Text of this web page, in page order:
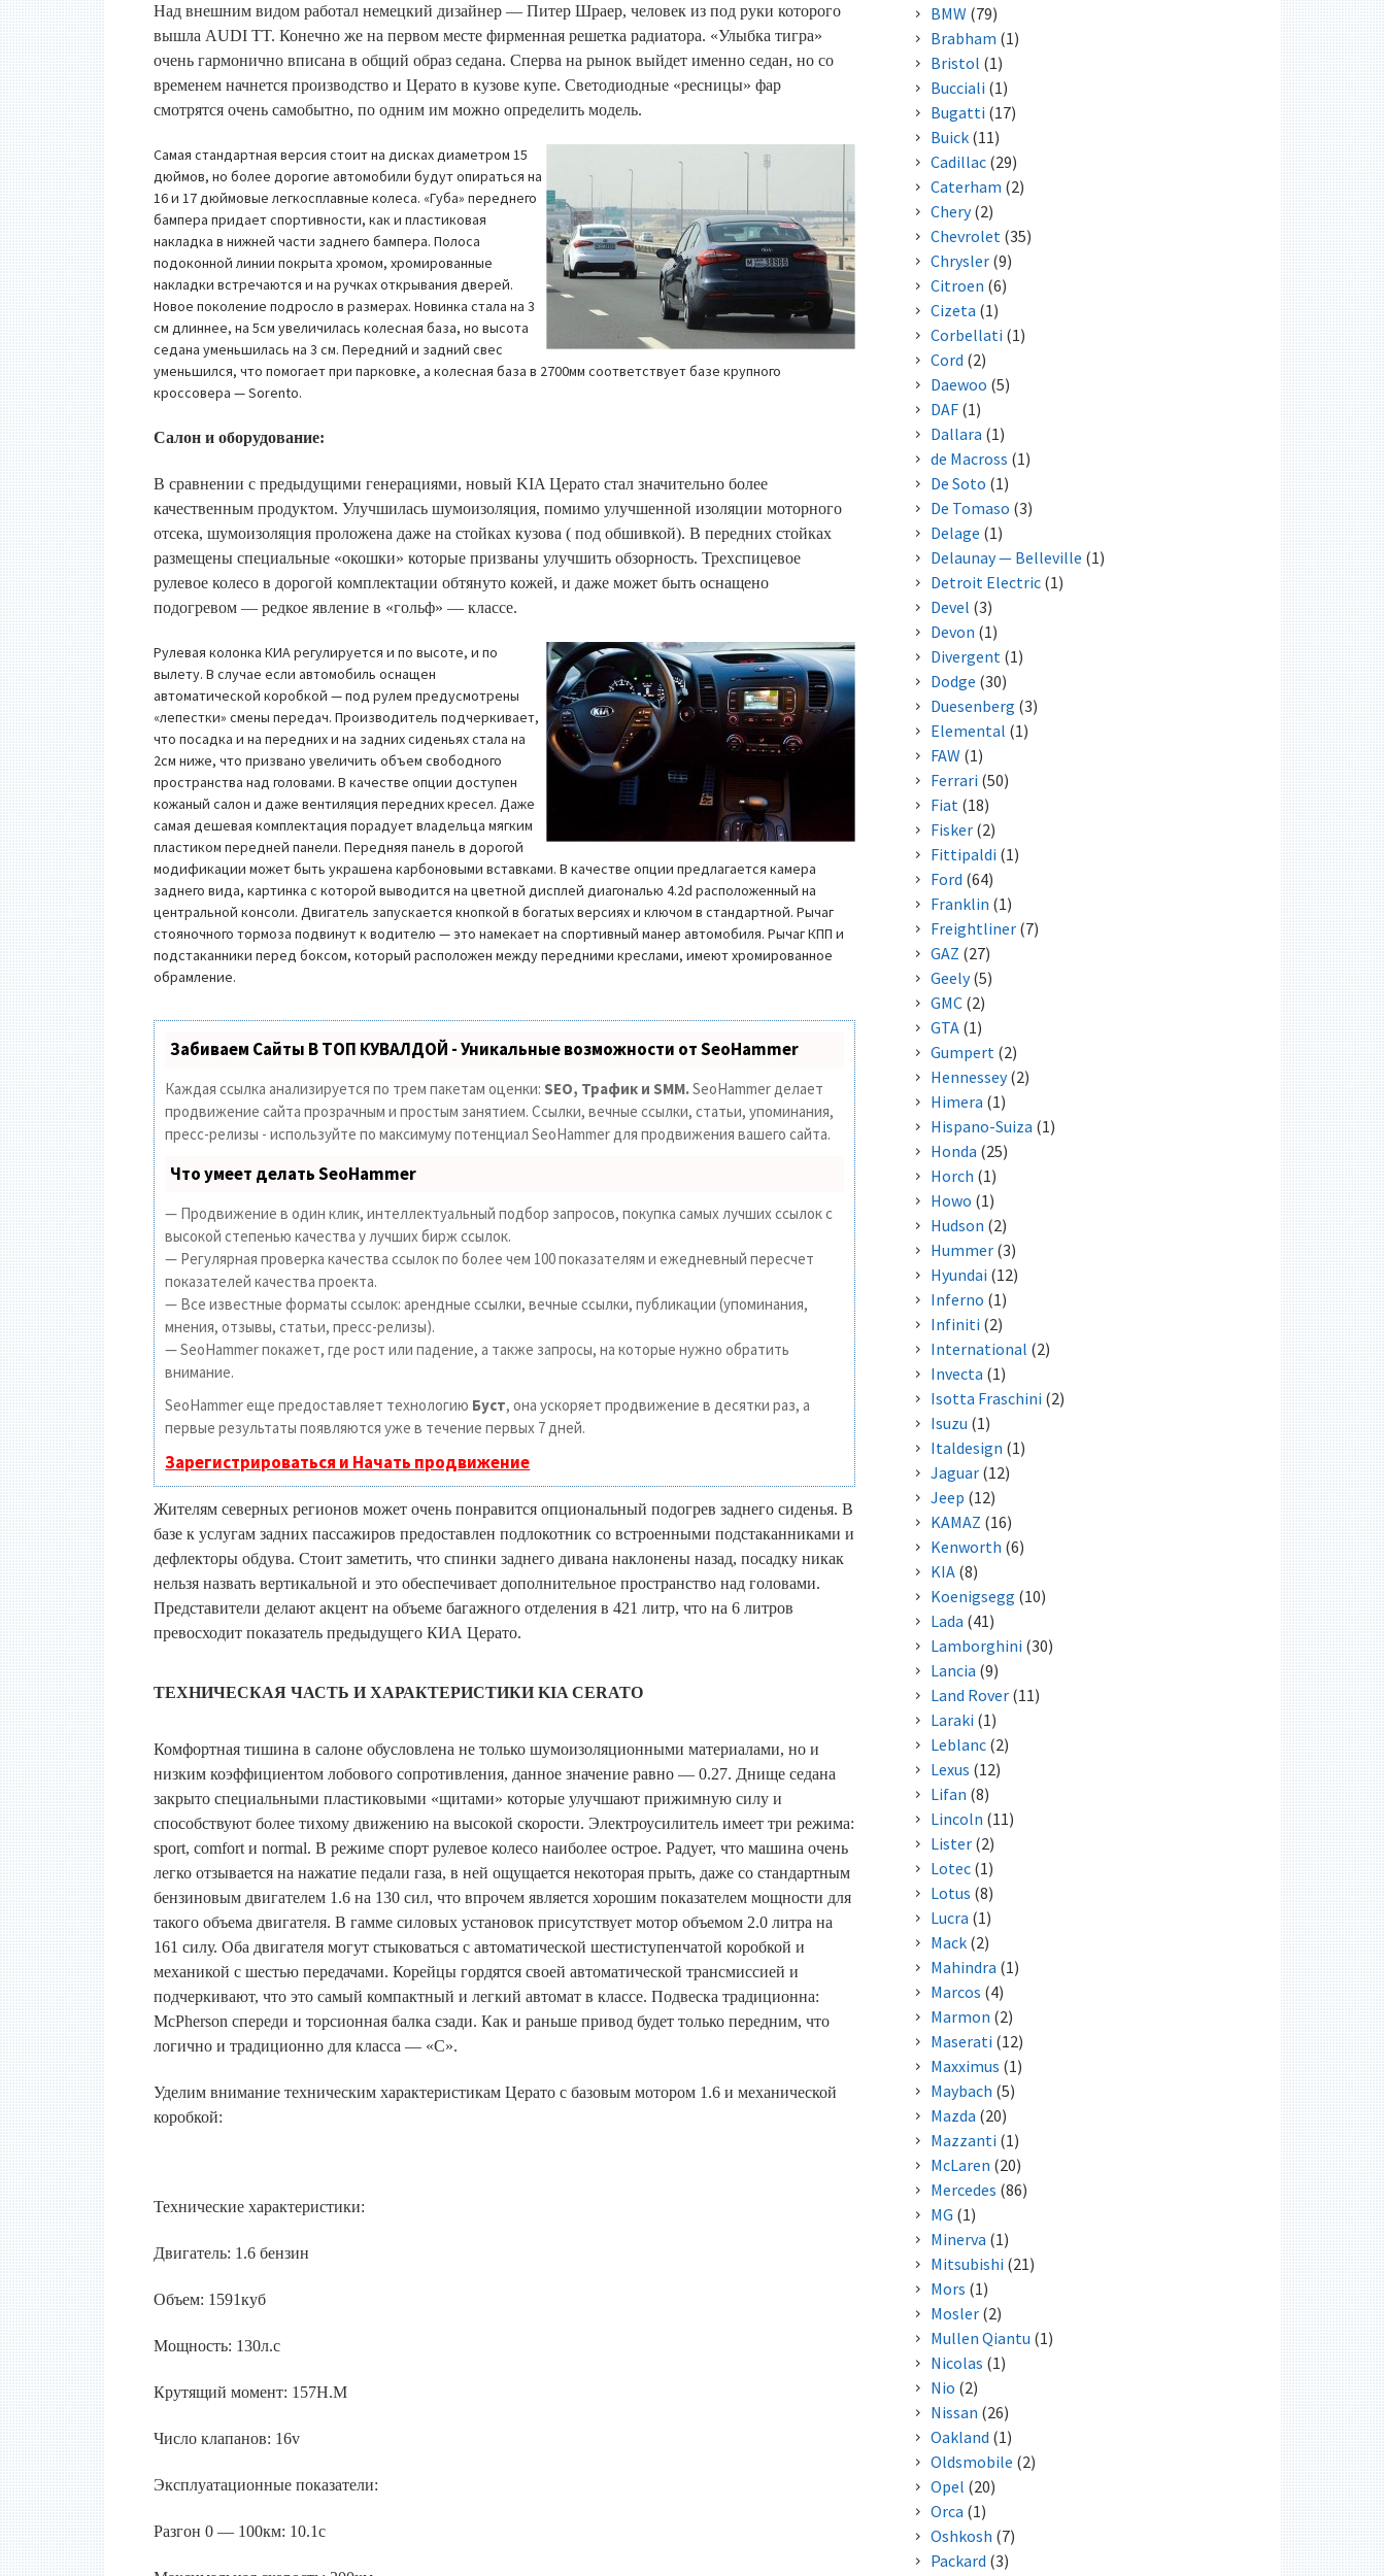
Над внешним видом работал немецкий дизайнер — Питер Шраер, человек из под руки которого
вышла AUDI TT. Конечно же на первом месте фирменная решетка радиатора. «Улыбка тигра»
очень гармонично вписана в общий образ седана. Сперва на рынок выйдет именно седан, но со
временем начнется производство и Церато в кузове купе. Светодиодные «ресницы» фар
смотрятся очень самобытно, по одним им можно определить модель.
Самая стандартная версия стоит на дисках диаметром 15
дюймов, но более дорогие автомобили будут опираться на
16 и 17 дюймовые легкосплавные колеса. «Губа» переднего
бампера придает спортивности, как и пластиковая
накладка в нижней части заднего бампера. Полоса
подоконной линии покрыта хромом, хромированные
накладки встречаются и на ручках открывания дверей.
Новое поколение подросло в размерах. Новинка стала на 3
см длиннее, на 5см увеличилась колесная база, но высота
седана уменьшилась на 3 см. Передний и задний свес
уменьшился, что помогает при парковке, а колесная база в 2700мм соответствует базе крупного
кроссовера — Sorento.
Салон и оборудование:
В сравнении с предыдущими генерациями, новый KIA Церато стал значительно более
качественным продуктом. Улучшилась шумоизоляция, помимо улучшенной изоляции моторного
отсека, шумоизоляция проложена даже на стойках кузова ( под обшивкой). В передних стойках
размещены специальные «окошки» которые призваны улучшить обзорность. Трехспицевое
рулевое колесо в дорогой комплектации обтянуто кожей, и даже может быть оснащено
подогревом — редкое явление в «гольф» — классе.
Рулевая колонка КИА регулируется и по высоте, и по
вылету. В случае если автомобиль оснащен
автоматической коробкой — под рулем предусмотрены
«лепестки» смены передач. Производитель подчеркивает,
что посадка и на передних и на задних сиденьях стала на
2см ниже, что призвано увеличить объем свободного
пространства над головами. В качестве опции доступен
кожаный салон и даже вентиляция передних кресел. Даже
самая дешевая комплектация порадует владельца мягким
пластиком передней панели. Передняя панель в дорогой
модификации может быть украшена карбоновыми вставками. В качестве опции предлагается камера
заднего вида, картинка с которой выводится на цветной дисплей диагональю 4.2d расположенный на
центральной консоли. Двигатель запускается кнопкой в богатых версиях и ключом в стандартной. Рычаг
стояночного тормоза подвинут к водителю — это намекает на спортивный манер автомобиля. Рычаг КПП и
подстаканники перед боксом, который расположен между передними креслами, имеют хромированное
обрамление.
Забиваем Сайты В ТОП КУВАЛДОЙ - Уникальные возможности от SeoHammer
Каждая ссылка анализируется по трем пакетам оценки: SEO, Трафик и SMM.SeoHammer делает
продвижение сайта прозрачным и простым занятием. Ссылки, вечные ссылки, статьи, упоминания,
пресс-релизы - используйте по максимуму потенциал SeoHammer для продвижения вашего сайта.
Что умеет делать SeoHammer
— Продвижение в один клик, интеллектуальный подбор запросов, покупка самых лучших ссылок с
высокой степенью качества у лучших бирж ссылок.
— Регулярная проверка качества ссылок по более чем 100 показателям и ежедневный пересчет
показателей качества проекта.
— Все известные форматы ссылок: арендные ссылки, вечные ссылки, публикации (упоминания,
мнения, отзывы, статьи, пресс-релизы).
— SeoHammer покажет, где рост или падение, а также запросы, на которые нужно обратить
внимание.
SeoHammer еще предоставляет технологию Буст, она ускоряет продвижение в десятки раз, а
первые результаты появляются уже в течение первых 7 дней.
Зарегистрироваться и Начать продвижение
Жителям северных регионов может очень понравится опциональный подогрев заднего сиденья. В
базе к услугам задних пассажиров предоставлен подлокотник со встроенными подстаканниками и
дефлекторы обдува. Стоит заметить, что спинки заднего дивана наклонены назад, посадку никак
нельзя назвать вертикальной и это обеспечивает дополнительное пространство над головами.
Представители делают акцент на объеме багажного отделения в 421 литр, что на 6 литров
превосходит показатель предыдущего КИА Церато.
ТЕХНИЧЕСКАЯ ЧАСТЬ И ХАРАКТЕРИСТИКИ KIA CERATO
Комфортная тишина в салоне обусловлена не только шумоизоляционными материалами, но и
низким коэффициентом лобового сопротивления, данное значение равно — 0.27. Днище седана
закрыто специальными пластиковыми «щитами» которые улучшают прижимную силу и
способствуют более тихому движению на высокой скорости. Электроусилитель имеет три режима:
sport, comfort и normal. В режиме спорт рулевое колесо наиболее острое. Радует, что машина очень
легко отзывается на нажатие педали газа, в ней ощущается некоторая прыть, даже со стандартным
бензиновым двигателем 1.6 на 130 сил, что впрочем является хорошим показателем мощности для
такого объема двигателя. В гамме силовых установок присутствует мотор объемом 2.0 литра на
161 силу. Оба двигателя могут стыковаться с автоматической шестиступенчатой коробкой и
механикой с шестью передачами. Корейцы гордятся своей автоматической трансмиссией и
подчеркивают, что это самый компактный и легкий автомат в классе. Подвеска традиционна:
McPherson спереди и торсионная балка сзади. Как и раньше привод будет только передним, что
логично и традиционно для класса — «C».
Уделим внимание техническим характеристикам Церато с базовым мотором 1.6 и механической
коробкой:
Технические характеристики:
Двигатель: 1.6 бензин
Объем: 1591куб
Мощность: 130л.с
Крутящий момент: 157Н.М
Число клапанов: 16v
Эксплуатационные показатели:
Разгон 0 — 100км: 10.1с
BMW (79)
Brabham (1)
Bristol (1)
Bucciali (1)
Bugatti (17)
Buick(11)
Cadillac(29)
Caterham (2)
Chery(2)
Chevrolet (35)
Chrysler(9)
Citroen (6)
Cizeta (1)
Corbellati (1)
Cord (2)
Daewoo (5)
DAF(1)
Dallara (1)
de Macross (1)
De Soto (1)
De Tomaso (3)
Delage (1)
Delaunay — Belleville (1)
Detroit Electric(1)
Devel (3)
Devon (1)
Divergent (1)
Dodge (30)
Duesenberg (3)
Elemental (1)
FAW (1)
Ferrari (50)
Fiat (18)
Fisker(2)
Fittipaldi (1)
Ford (64)
Franklin (1)
Freightliner(7)
GAZ (27)
Geely(5)
GMC(2)
GTA(1)
Gumpert (2)
Hennessey(2)
Himera (1)
Hispano-Suiza (1)
Honda (25)
Horch (1)
Howo (1)
Hudson (2)
Hummer(3)
Hyundai (12)
Inferno (1)
Infiniti (2)
International (2)
Invecta (1)
Isotta Fraschini (2)
Isuzu (1)
Italdesign (1)
Jaguar(12)
Jeep (12)
KAMAZ (16)
Kenworth (6)
KIA(8)
Koenigsegg (10)
Lada (41)
Lamborghini (30)
Lancia (9)
Land Rover(11)
Laraki (1)
Leblanc(2)
Lexus (12)
Lifan (8)
Lincoln (11)
Lister(2)
Lotec(1)
Lotus (8)
Lucra (1)
Mack(2)
Mahindra (1)
Marcos (4)
Marmon (2)
Maserati (12)
Maxximus (1)
Maybach (5)
Mazda (20)
Mazzanti (1)
McLaren (20)
Mercedes (86)
MG (1)
Minerva (1)
Mitsubishi (21)
Mors (1)
Mosler(2)
Mullen Qiantu (1)
Nicolas (1)
Nio (2)
Nissan (26)
Oakland (1)
Oldsmobile (2)
Opel (20)
Orca (1)
Oshkosh (7)
Packard (3)